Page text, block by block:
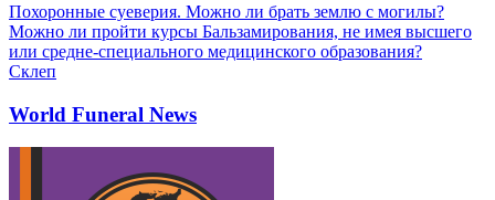
Похоронные суеверия. Можно ли брать землю с могилы?
Можно ли пройти курсы Бальзамирования, не имея высшего
или средне-специального медицинского образования?
Склеп
World Funeral News